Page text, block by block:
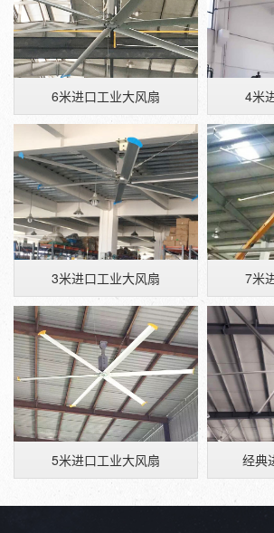
6米进口工业大风扇 4米
3米进口工业大风扇 7米
5米进口工业大风扇 经典